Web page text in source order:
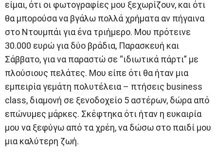
είμαι, ότι οι φωτογραφίες μου ξεχωρίζουν, και ότι
θα μπορούσα να βγάλω πολλά χρήματα αν πήγαινα
στο Ντουμπάι για ένα τριήμερο. Μου πρότεινε
30.000 ευρώ για δύο βράδια, Παρασκευή και
Σάββατο, για να παραστώ σε “ιδιωτικά πάρτι” με
πλούσιους πελάτες. Μου είπε ότι θα ήταν μια
εμπειρία γεμάτη πολυτέλεια – πτήσεις business
class, διαμονή σε ξενοδοχείο 5 αστέρων, δώρα από
επώνυμες μάρκες. Σκέφτηκα ότι ήταν η ευκαιρία
μου να ξεφύγω από τα χρέη, να δώσω στο παιδί μου
μια καλύτερη ζωή.